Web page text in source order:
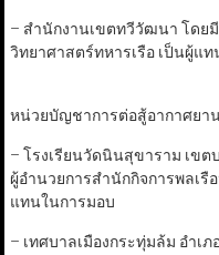
– สำนักงานเขตทวีวัฒนา โดย
วิทยาศาสตร์ทหารเรือ เป็นผู้แ
หน่วยบัญชาการต่อสู้อากาศยา
– โรงเรียนวัดนินสุขาราม เขต
ผู้อำนวยการสำนักกิจการพลเรื
แทนในการมอบ
– เทศบาลเมืองกระทุ่มล้ม อำเ